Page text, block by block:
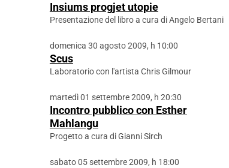
Insiums progjet utopie
Presentazione del libro a cura di Angelo Bertani
domenica 30 agosto 2009, h 10:00
Scus
Laboratorio con l'artista Chris Gilmour
martedì 01 settembre 2009, h 20:30
Incontro pubblico con Esther
Mahlangu
Progetto a cura di Gianni Sirch
sabato 05 settembre 2009, h 18:00